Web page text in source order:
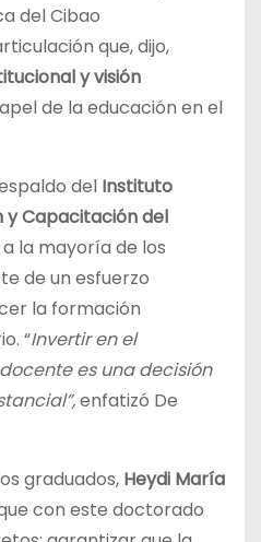
del Cibao
que, dijo,
y visión
de la educación en el
del Instituto
y Capacitación del
la mayoría de los
de un esfuerzo
la formación
“Invertir en el
es una decisión
enfatizó De
graduados, Heydi María
con este doctorado